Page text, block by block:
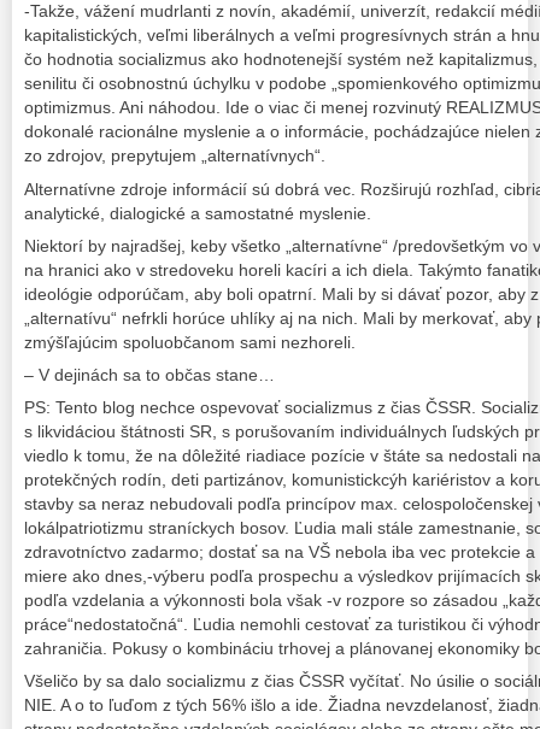
-Takže, vážení mudrlanti z novín, akadémií, univerzít, redakcií
kapitalistických, veľmi liberálnych a veľmi progresívnych strán a
čo hodnotia socializmus ako hodnotenejší systém než
senilitu či osobnostnú úchylku v podobe „spomienkového
optimizmus. Ani náhodou. Ide o viac či menej rozvinutý
dokonalé racionálne myslenie a o informácie, pochádzajúce nielen
zo zdrojov, prepytujem „alternatívnych“.
Alternatívne zdroje informácií sú dobrá vec. Rozširujú rozhľad,
analytické, dialogické a samostatné myslenie.
Niektorí by najradšej, keby všetko „alternatívne“ /predovšetkým vo
na hranici ako v stredoveku horeli kacíri a ich diela. Takýmto
ideológie odporúčam, aby boli opatrní. Mali by si dávať pozor, aby
„alternatívu“ nefrkli horúce uhlíky aj na nich. Mali by merkovať,
zmýšľajúcim spoluobčanom sami nezhoreli.
– V dejinách sa to občas stane…
PS: Tento blog nechce ospevovať socializmus z čias ČSSR.
s likvidáciou štátnosti SR, s porušovaním individuálnych ľudských
viedlo k tomu, že na dôležité riadiace pozície v štáte sa nedostali
protekčných rodín, deti partizánov, komunistickcýh kariéristov a
stavby sa neraz nebudovali podľa princípov max. celospoločenskej
lokálpatriotizmu straníckych bosov. Ľudia mali stále zamestnanie,
zdravotníctvo zadarmo; dostať sa na VŠ nebola iba vec protekcie
miere ako dnes,-výberu podľa prospechu a výsledkov prijímacích
podľa vzdelania a výkonnosti bola však -v rozpore so zásadou
práce“nedostatočná“. Ľudia nemohli cestovať za turistikou či
zahraničia. Pokusy o kombináciu trhovej a plánovanej ekonomiky
Všeličo by sa dalo socializmu z čias ČSSR vyčítať. No úsilie o
NIE. A o to ľuďom z tých 56% išlo a ide. Žiadna nevzdelanosť,